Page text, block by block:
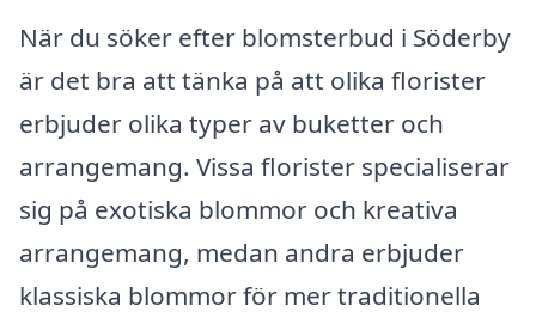
När du söker efter blomsterbud i Söderby
är det bra att tänka på att olika florister
erbjuder olika typer av buketter och
arrangemang. Vissa florister specialiserar
sig på exotiska blommor och kreativa
arrangemang, medan andra erbjuder
klassiska blommor för mer traditionella